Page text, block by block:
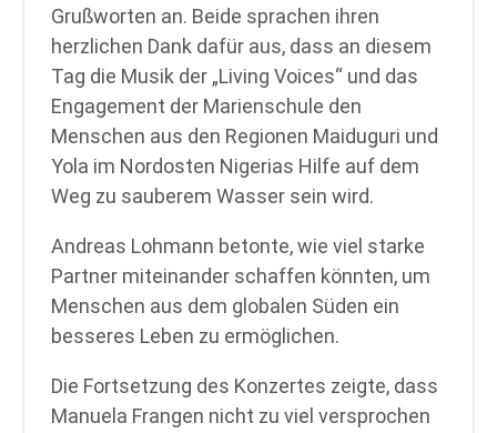
Grußworten an. Beide sprachen ihren
herzlichen Dank dafür aus, dass an diesem
Tag die Musik der „Living Voices“ und das
Engagement der Marienschule den
Menschen aus den Regionen Maiduguri und
Yola im Nordosten Nigerias Hilfe auf dem
Weg zu sauberem Wasser sein wird.
Andreas Lohmann betonte, wie viel starke
Partner miteinander schaffen könnten, um
Menschen aus dem globalen Süden ein
besseres Leben zu ermöglichen.
Die Fortsetzung des Konzertes zeigte, dass
Manuela Frangen nicht zu viel versprochen